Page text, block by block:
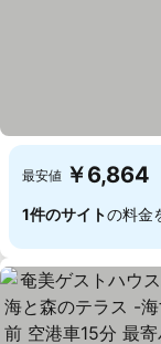
最安値 ￥6,864
1件のサイトの料金